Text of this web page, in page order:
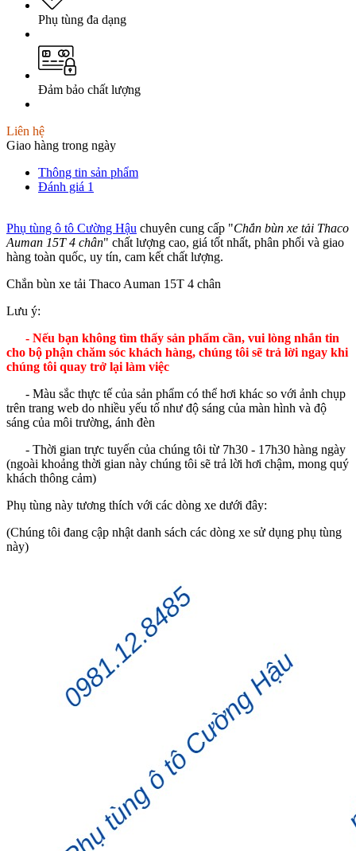
Phụ tùng đa dạng
Đảm bảo chất lượng
Liên hệ
Giao hàng trong ngày
Thông tin sản phẩm
Đánh giá 1
Phụ tùng ô tô Cường Hậu chuyên cung cấp "Chắn bùn xe tải Thaco
Auman 15T 4 chân" chất lượng cao, giá tốt nhất, phân phối và giao
hàng toàn quốc, uy tín, cam kết chất lượng.
Chắn bùn xe tải Thaco Auman 15T 4 chân
Lưu ý:
- Nếu bạn không tìm thấy sản phẩm cần, vui lòng nhắn tin
cho bộ phận chăm sóc khách hàng, chúng tôi sẽ trả lời ngay khi
chúng tôi quay trở lại làm việc
- Màu sắc thực tế của sản phẩm có thể hơi khác so với ảnh chụp
trên trang web do nhiều yếu tố như độ sáng của màn hình và độ
sáng của môi trường, ánh đèn
- Thời gian trực tuyến của chúng tôi từ 7h30 - 17h30 hàng ngày
(ngoài khoảng thời gian này chúng tôi sẽ trả lời hơi chậm, mong quý
khách thông cảm)
Phụ tùng này tương thích với các dòng xe dưới đây:
(Chúng tôi đang cập nhật danh sách các dòng xe sử dụng phụ tùng
này)